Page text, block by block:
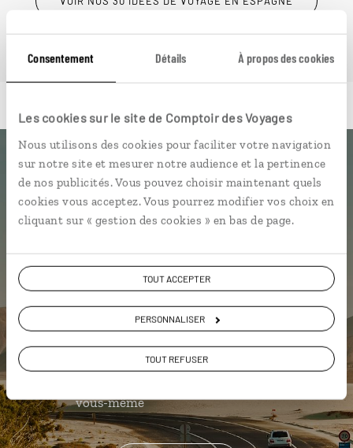
Consentement Détails À propos des cookies
Les cookies sur le site de Comptoir des Voyages
Nous utilisons des cookies pour faciliter votre navigation
sur notre site et mesurer notre audience et la pertinence
de nos publicités. Vous pouvez choisir maintenant quels
cookies vous acceptez. Vous pourrez modifier vos choix en
cliquant sur « gestion des cookies » en bas de page.
TOUT ACCEPTER
PERSONNALISER
TOUT REFUSER
Luciole,
l'appli qui vous guide en Espagne
clic
Notre sélection debodegaset bars
àtapas
vous-même